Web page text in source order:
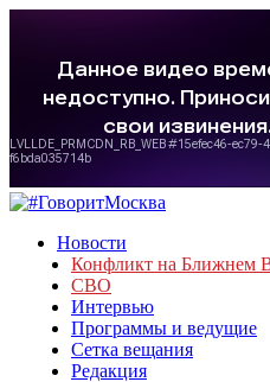
Новости
Конфликт на Ближнем
СВО
Интервью
Программы и ведущие
Сетка вещания
Редакция